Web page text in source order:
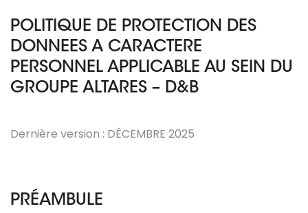
POLITIQUE DE PROTECTION DES
DONNEES A CARACTERE
PERSONNEL APPLICABLE AU SEIN DU
GROUPE ALTARES – D&B
Dernière version : DÉCEMBRE 2025
PRÉAMBULE